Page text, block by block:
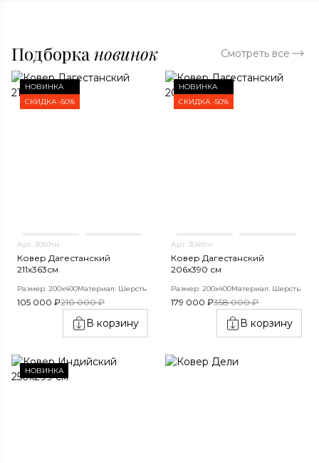
Подборка новинок Смотреть все
НОВИНКА
СКИДКА -50%
Арт. 3050тн
Ковер Дагестанский
211x363см
Размер: 200х400Материал: Шерсть
105 000 ₽210 000 ₽
В корзину
НОВИНКА
СКИДКА -50%
Арт. 3049тн
Ковер Дагестанский
206x390 см
Размер: 200х400Материал: Шерсть
179 000 ₽358 000 ₽
В корзину
НОВИНКА